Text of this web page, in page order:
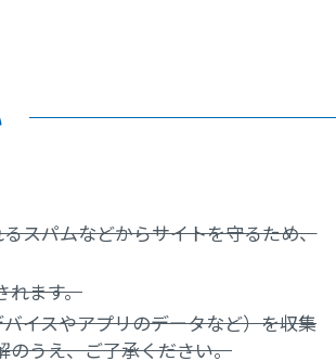
スパムなどからサイトを守るため、
れます。
イスやアプリのデータなど）を収集
のうえ、ご了承ください。